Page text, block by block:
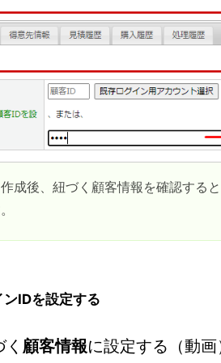
成後、紐づく顧客情報を確認する
IDを設定する
顧客情報に設定する（動画